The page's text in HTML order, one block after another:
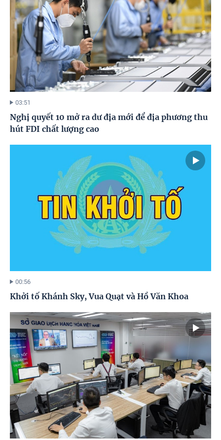
03:51
Nghị quyết 10 mở ra dư địa mới để địa phương thu
hút FDI chất lượng cao
00:56
Khởi tố Khánh Sky, Vua Quạt và Hồ Văn Khoa